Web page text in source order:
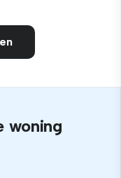
woning